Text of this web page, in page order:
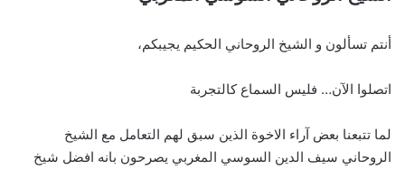
أنتم تسألون و الشيخ الروحاني الحكيم يجيبكم،
اتصلوا الآن… فليس السماع كالتجربة
لما تتبعنا بعض آراء الاخوة الذين سبق لهم التعامل مع الشيخ
الروحاني سيف الدين السوسي المغربي يصرحون بانه افضل شيخ